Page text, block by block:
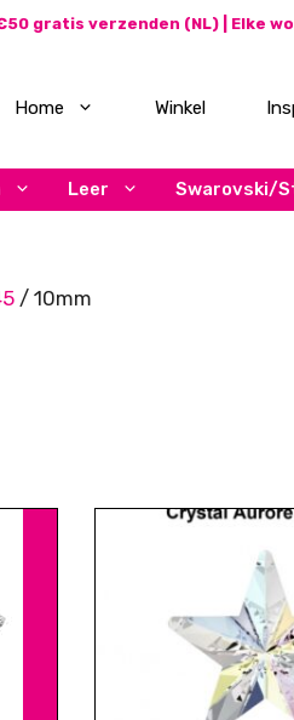
gratis verzenden (NL) | Elke
Home Winkel
Leer Swarovski/
/ 10mm